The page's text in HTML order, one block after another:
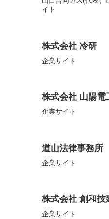
イト
株式会社 冷研
企業サイト
株式会社 山陽電
企業サイト
道山法律事務所
企業サイト
株式会社 創和技
企業サイト